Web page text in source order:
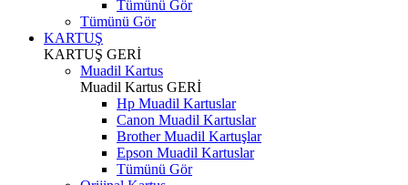
Tümünü Gör
Tümünü Gör
KARTUŞ
KARTUŞ GERİ
Muadil Kartus
Muadil Kartus GERİ
Hp Muadil Kartuslar
Canon Muadil Kartuslar
Brother Muadil Kartuşlar
Epson Muadil Kartuslar
Tümünü Gör